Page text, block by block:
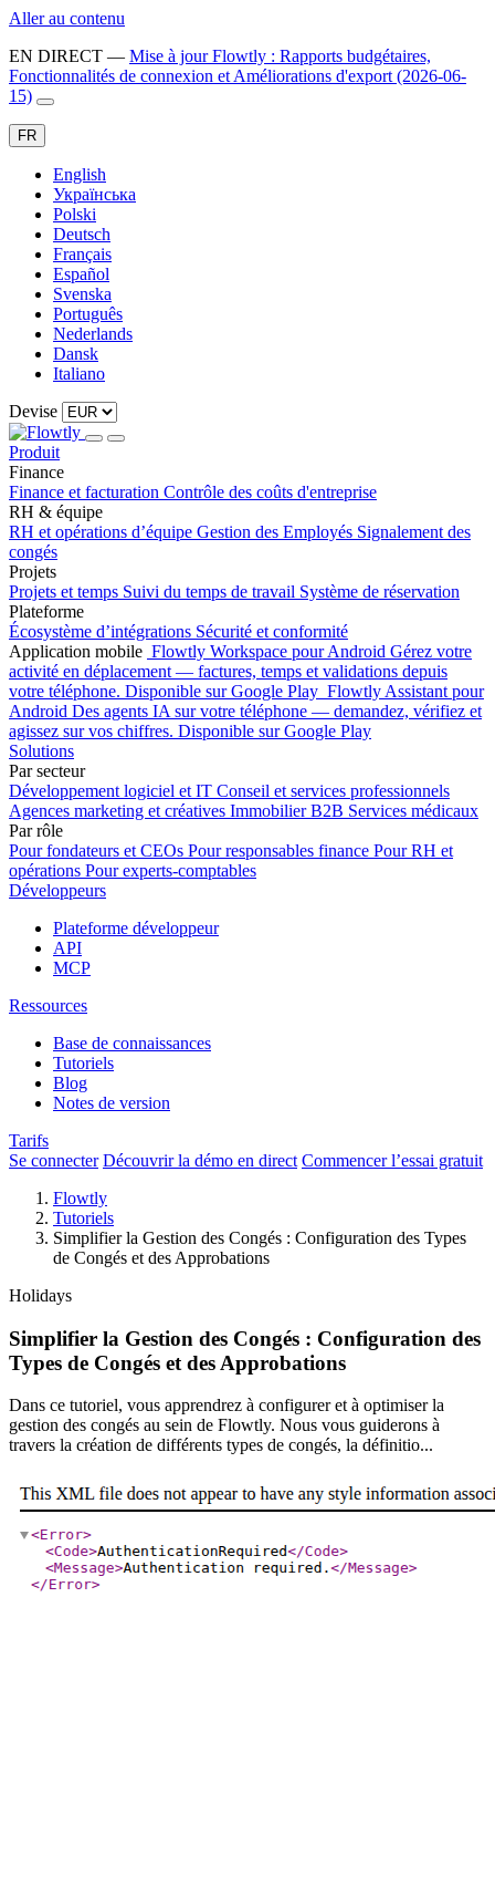
Aller au contenu
EN DIRECT — Mise à jour Flowtly : Rapports budgétaires,
Fonctionnalités de connexion et Améliorations d'export (2026-06-
15)
FR
English
Українська
Polski
Deutsch
Français
Español
Svenska
Português
Nederlands
Dansk
Italiano
Devise
Produit
Finance
Finance et facturation Contrôle des coûts d'entreprise
RH & équipe
RH et opérations d’équipe Gestion des Employés Signalement des
congés
Projets
Projets et temps Suivi du temps de travail Système de réservation
Plateforme
Écosystème d’intégrations Sécurité et conformité
Application mobile Flowtly Workspace pour Android Gérez votre
activité en déplacement — factures, temps et validations depuis
votre téléphone. Disponible sur Google Play Flowtly Assistant pour
Android Des agents IA sur votre téléphone — demandez, vérifiez et
agissez sur vos chiffres. Disponible sur Google Play
Solutions
Par secteur
Développement logiciel et IT Conseil et services professionnels
Agences marketing et créatives Immobilier B2B Services médicaux
Par rôle
Pour fondateurs et CEOs Pour responsables finance Pour RH et
opérations Pour experts-comptables
Développeurs
Plateforme développeur
API
MCP
Ressources
Base de connaissances
Tutoriels
Blog
Notes de version
Tarifs
Se connecter Découvrir la démo en direct Commencer l’essai gratuit
Flowtly
Tutoriels
Simplifier la Gestion des Congés : Configuration des Types
de Congés et des Approbations
Holidays
Simplifier la Gestion des Congés : Configuration des
Types de Congés et des Approbations
Dans ce tutoriel, vous apprendrez à configurer et à optimiser la
gestion des congés au sein de Flowtly. Nous vous guiderons à
travers la création de différents types de congés, la définitio...